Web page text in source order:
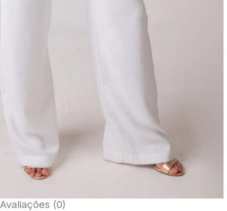
Avaliações (0)